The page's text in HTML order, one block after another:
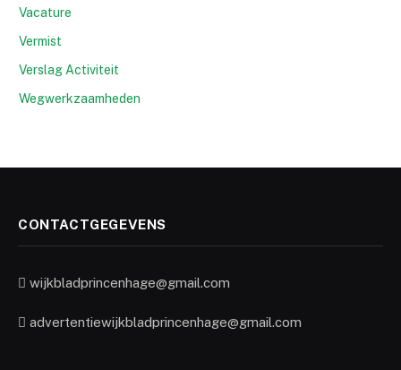
Vacature
Vermist
Verslag Activiteit
Wegwerkzaamheden
CONTACTGEGEVENS
wijkbladprincenhage@gmail.com
advertentiewijkbladprincenhage@gmail.com